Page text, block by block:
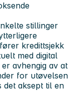
stillinger
kredittsjekk
med digital
avhengig av at
for utøvelsen
det aksept til en